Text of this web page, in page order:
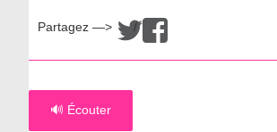
Partagez —> /
🔊 Écouter